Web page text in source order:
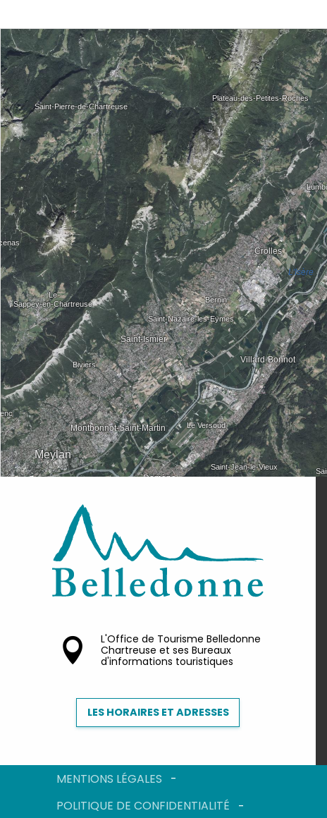
L'Office de Tourisme Belledonne
Chartreuse et ses Bureaux
d'informations touristiques
LES HORAIRES ET ADRESSES
MENTIONS LÉGALES
POLITIQUE DE CONFIDENTIALITÉ